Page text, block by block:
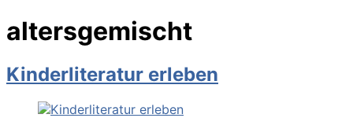
altersgemischt
Kinderliteratur erleben